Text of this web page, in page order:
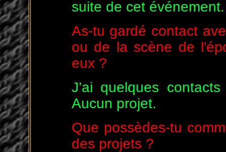
suite de cet événement.
As-tu gardé contact
ou de la scène de
eux ?
J’ai quelques
Aucun projet.
Que possèdes-tu
des projets ?